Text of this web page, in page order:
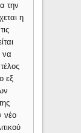
την
η
να
εξ
νέο